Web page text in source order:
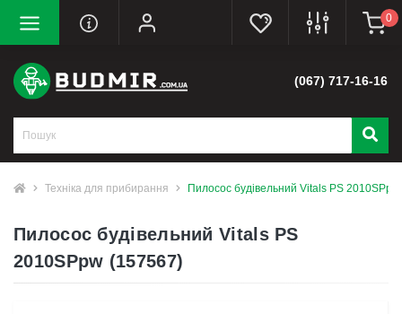
0
(067) 717-16-16
Техніка для прибирання Пилосос будівельний Vitals PS
Пилосос будівельний Vitals PS
2010SPpw (157567)